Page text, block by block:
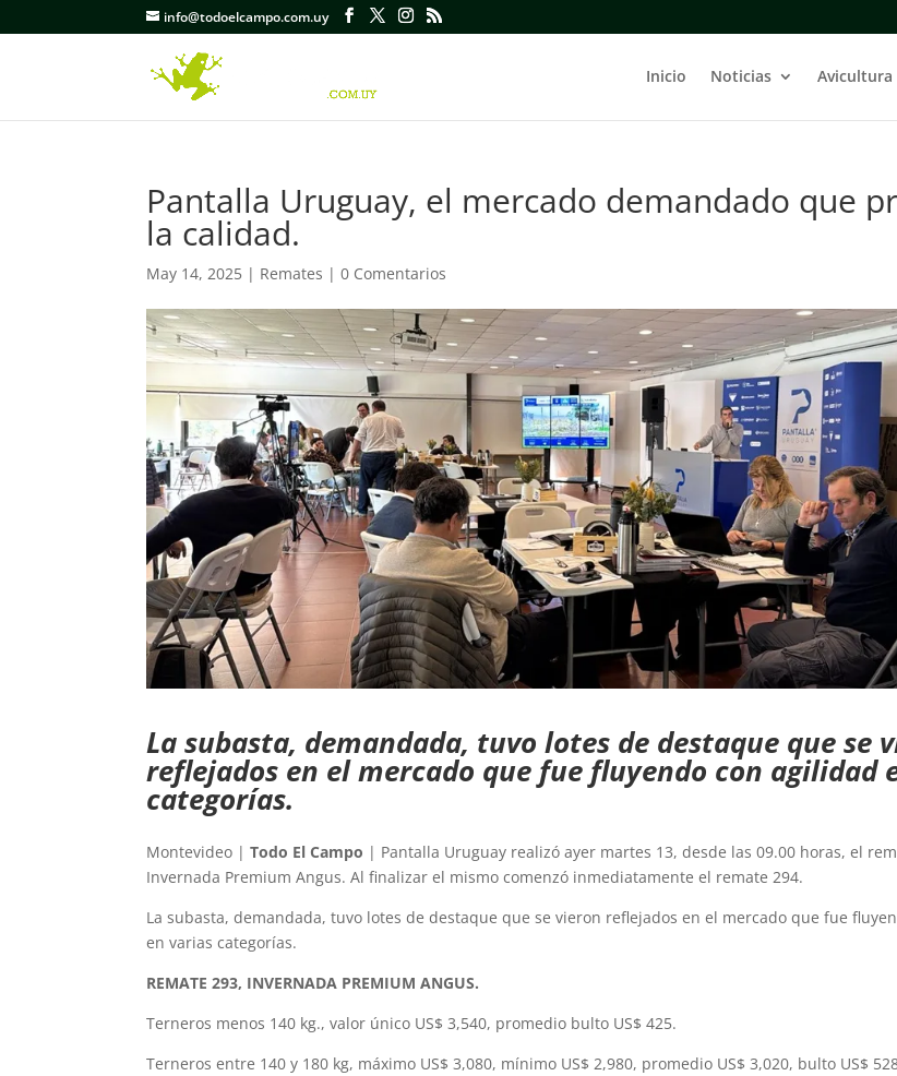
info@todoelcampo.com.uy
Inicio Noticias Avicultura
Pantalla Uruguay, el mercado demandado que
la calidad.
May 14, 2025 | Remates |0 Comentarios
La subasta, demandada, tuvo lotes de destaque que se
reflejados en el mercado que fue fluyendo con agilidad
categorías.
Montevideo |Todo El Campo | Pantalla Uruguay realizó ayer martes 13, desde las 09.00 horas, el
Invernada Premium Angus. Al finalizar el mismo comenzó inmediatamente el remate 294.
La subasta, demandada, tuvo lotes de destaque que se vieron reflejados en el mercado que fue
en varias categorías.
REMATE 293, INVERNADA PREMIUM ANGUS.
Terneros menos 140 kg., valor único US$ 3,540, promedio bulto US$ 425.
Terneros entre 140 y 180 kg, máximo US$ 3,080, mínimo US$ 2,980, promedio US$ 3,020, bulto US$